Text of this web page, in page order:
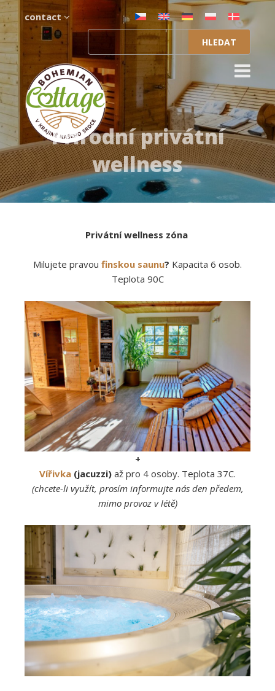
contact
Vyhledávání
Přírodní privátní
wellness
Privátní wellness zóna
Milujete pravou finskou saunu? Kapacita 6 osob.
Teplota 90C
+
Vířivka (jacuzzi) až pro 4 osoby. Teplota 37C.
(chcete-li využít, prosím informujte nás den předem,
mimo provoz v létě)